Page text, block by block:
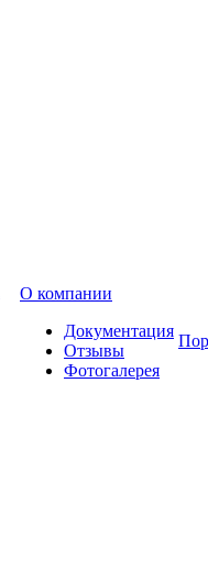
О компании
Документация
Отзывы
Фотогалерея